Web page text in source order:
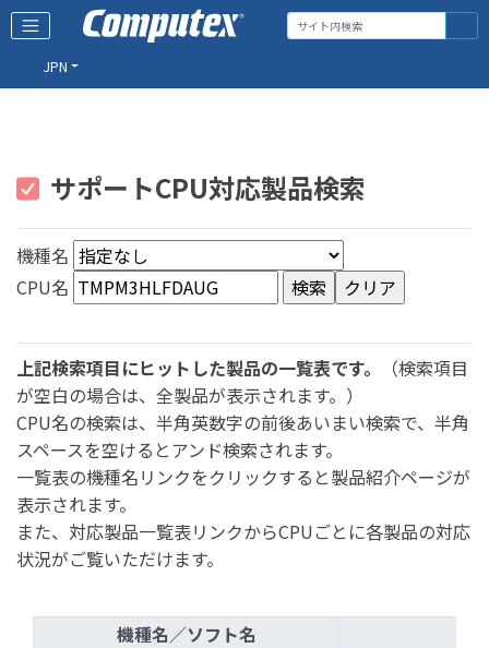
JPN
サポートCPU対応製品検索
機種名
CPU名
上記検索項目にヒットした製品の一覧表です。
（検索項目
が空白の場合は、全製品が表示されます。）
CPU名の検索は、半角英数字の前後あいまい検索で、半角
スペースを空けるとアンド検索されます。
一覧表の機種名リンクをクリックすると製品紹介ページが
表示されます。
また、対応製品一覧表リンクからCPUごとに各製品の対応
状況がご覧いただけます。
機種名／ソフト名